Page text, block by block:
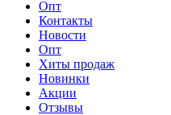
Опт
Контакты
Новости
Опт
Хиты продаж
Новинки
Акции
Отзывы